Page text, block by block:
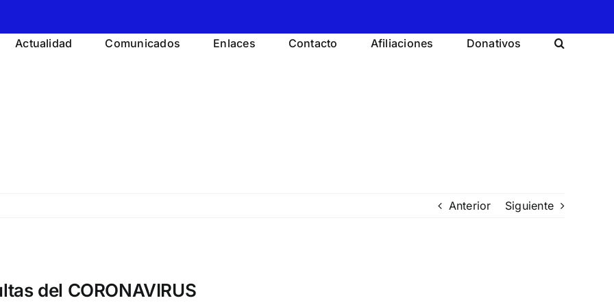
Actualidad Comunicados Enlaces Contacto Afiliaciones Donativos
Anterior Siguiente
del CORONAVIRUS